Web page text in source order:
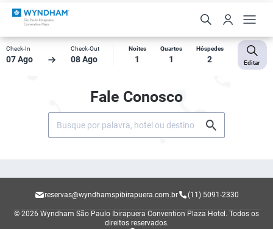
Check-In
07 Ago
Check-Out
08 Ago
Noites
1
Quartos
1
Hóspedes
2 Editar
Fale Conosco
reservas@wyndhamspibirapuera.com.br (11) 5091-2330
© 2026 Wyndham São Paulo Ibirapuera Convention Plaza Hotel. Todos os
direitos reservados.